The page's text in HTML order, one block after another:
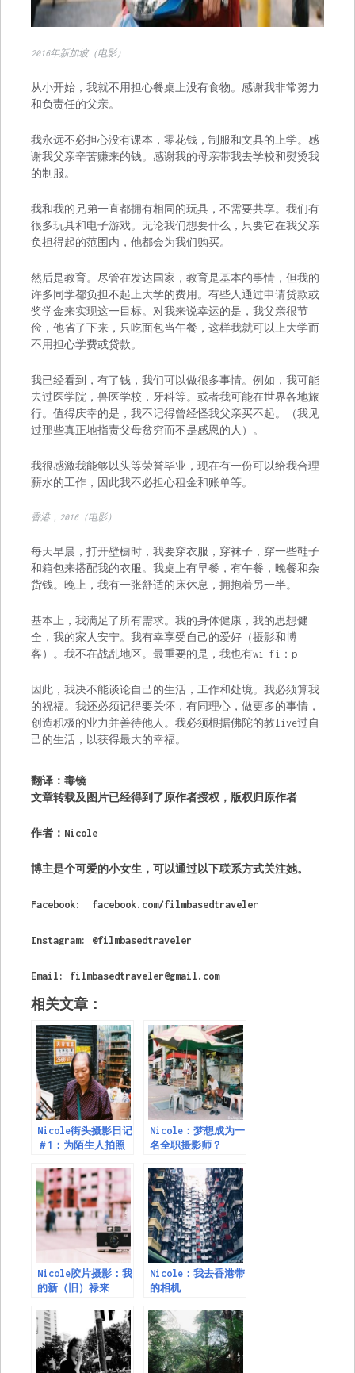
2016年新加坡（电影）
从小开始，我就不用担心餐桌上没有食物。感谢我非常努力
和负责任的父亲。
我永远不必担心没有课本，零花钱，制服和文具的上学。感
谢我父亲辛苦赚来的钱。感谢我的母亲带我去学校和熨烫我
的制服。
我和我的兄弟一直都拥有相同的玩具，不需要共享。我们有
很多玩具和电子游戏。无论我们想要什么，只要它在我父亲
负担得起的范围内，他都会为我们购买。
然后是教育。尽管在发达国家，教育是基本的事情，但我的
许多同学都负担不起上大学的费用。有些人通过申请贷款或
奖学金来实现这一目标。对我来说幸运的是，我父亲很节
俭，他省了下来，只吃面包当午餐，这样我就可以上大学而
不用担心学费或贷款。
我已经看到，有了钱，我们可以做很多事情。例如，我可能
去过医学院，兽医学校，牙科等。或者我可能在世界各地旅
行。值得庆幸的是，我不记得曾经怪我父亲买不起。（我见
过那些真正地指责父母贫穷而不是感恩的人）。
我很感激我能够以头等荣誉毕业，现在有一份可以给我合理
薪水的工作，因此我不必担心租金和账单等。
香港，2016（电影）
每天早晨，打开壁橱时，我要穿衣服，穿袜子，穿一些鞋子
和箱包来搭配我的衣服。我桌上有早餐，有午餐，晚餐和杂
货钱。晚上，我有一张舒适的床休息，拥抱着另一半。
基本上，我满足了所有需求。我的身体健康，我的思想健
全，我的家人安宁。我有幸享受自己的爱好（摄影和博
客）。我不在战乱地区。最重要的是，我也有wi-fi：p
因此，我决不能谈论自己的生活，工作和处境。我必须算我
的祝福。我还必须记得要关怀，有同理心，做更多的事情，
创造积极的业力并善待他人。我必须根据佛陀的教live过自
己的生活，以获得最大的幸福。
翻译：毒镜
文章转载及图片已经得到了原作者授权，版权归原作者
作者：Nicole
博主是个可爱的小女生，可以通过以下联系方式关注她。
Facebook: facebook.com/filmbasedtraveler
Instagram: @filmbasedtraveler
Email: filmbasedtraveler@gmail.com
相关文章：
Nicole街头摄影日记
＃1：为陌生人拍照
Nicole：梦想成为一
名全职摄影师？
Nicole胶片摄影：我
的新（旧）禄来
Nicole：我去香港带
的相机